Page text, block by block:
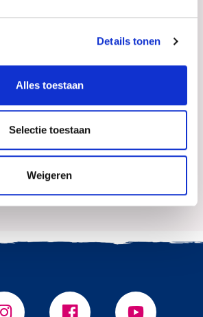
Details tonen
Alles toestaan
Selectie toestaan
Weigeren